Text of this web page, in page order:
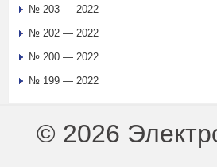
№ 203 — 2022
№ 202 — 2022
№ 200 — 2022
№ 199 — 2022
© 2026